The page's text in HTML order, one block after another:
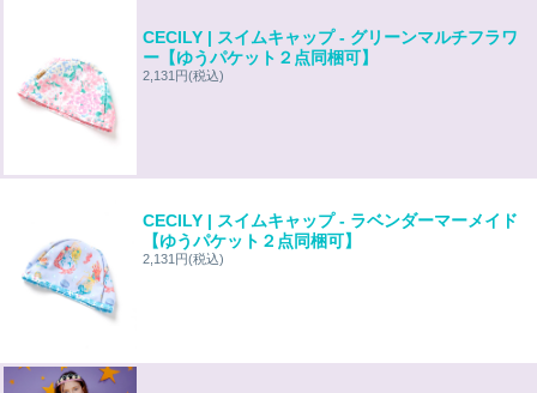
CECILY | スイムキャップ - グリーンマルチフラワ
ー【ゆうパケット２点同梱可】
2,131円(税込)
CECILY | スイムキャップ - ラベンダーマーメイド
【ゆうパケット２点同梱可】
2,131円(税込)